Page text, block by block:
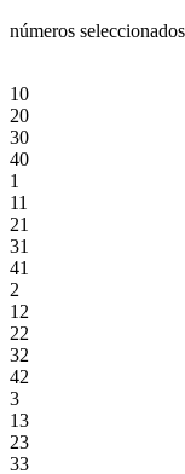
números seleccionados
10
20
30
40
1
11
21
31
41
2
12
22
32
42
3
13
23
33